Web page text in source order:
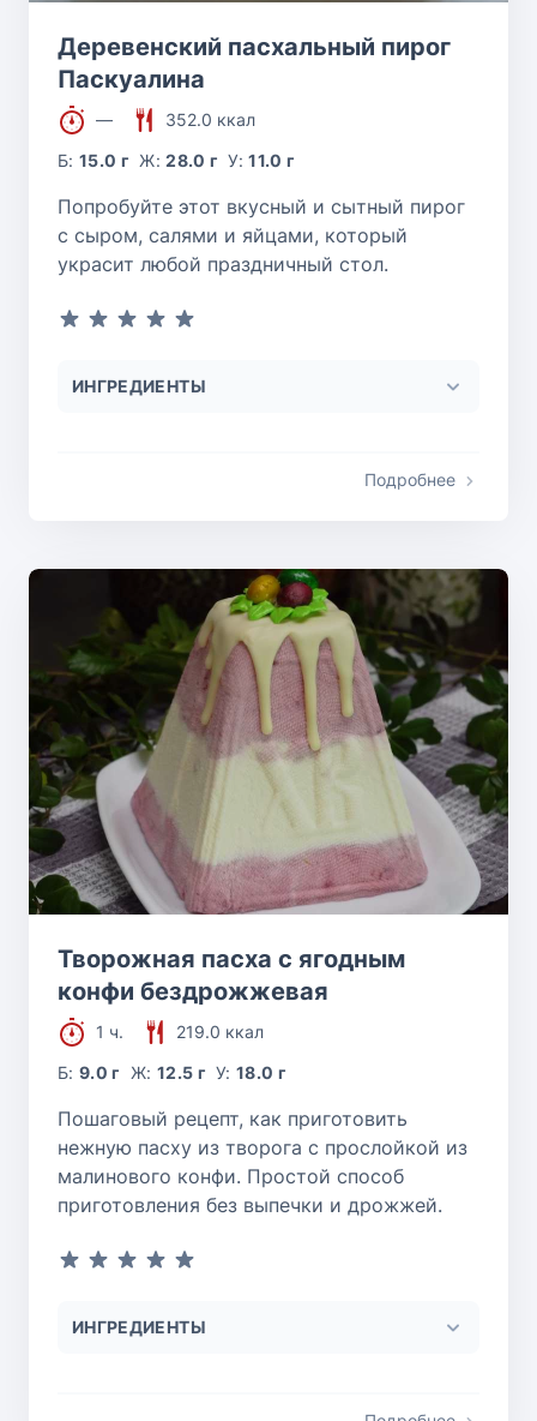
Деревенский пасхальный пирог
Паскуалина
—
352.0 ккал
Б:15.0 г Ж:28.0 г У:11.0 г
Попробуйте этот вкусный и сытный пирог
с сыром, салями и яйцами, который
украсит любой праздничный стол.
ИНГРЕДИЕНТЫ
Подробнее
Творожная пасха с ягодным
конфи бездрожжевая
1 ч.
219.0 ккал
Б:9.0 г Ж: 12.5 г У:18.0 г
Пошаговый рецепт, как приготовить
нежную пасху из творога с прослойкой из
малинового конфи. Простой способ
приготовления без выпечки и дрожжей.
ИНГРЕДИЕНТЫ